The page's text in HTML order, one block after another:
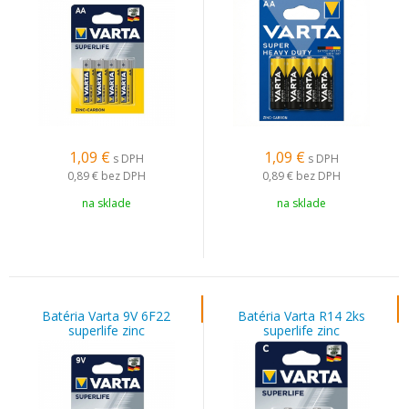
1,09 € s DPH
0,89 € bez DPH
na sklade
1,09 € s DPH
0,89 € bez DPH
na sklade
Batéria Varta 9V 6F22
superlife zinc
Batéria Varta R14 2ks
superlife zinc